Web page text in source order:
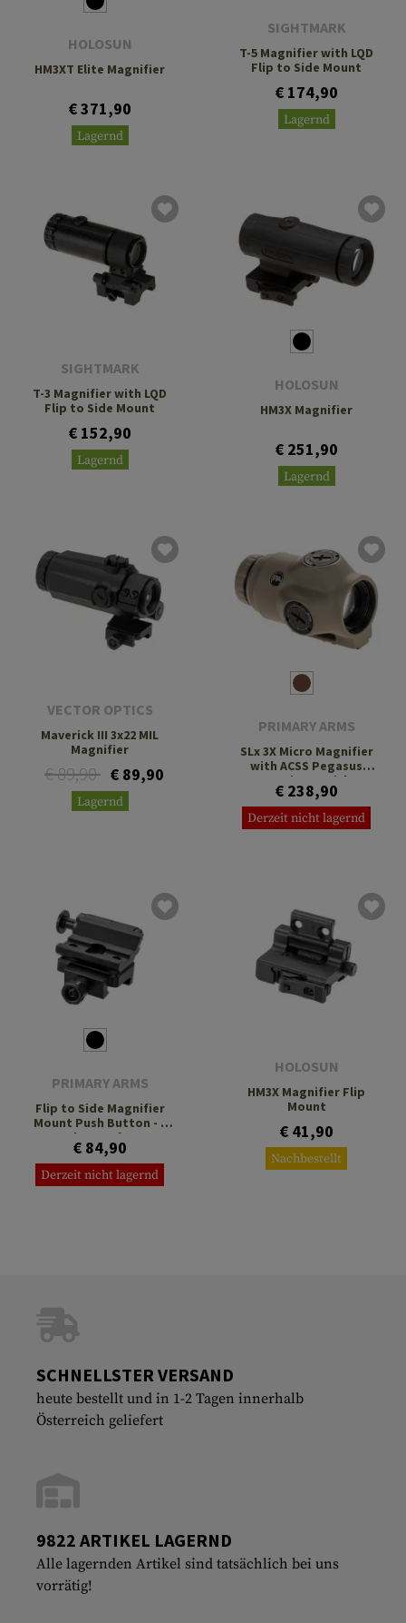
HOLOSUN
HM3XT Elite Magnifier
€ 371,90
Lagernd
SIGHTMARK
T-5 Magnifier with LQD
Flip to Side Mount
€ 174,90
Lagernd
SIGHTMARK
T-3 Magnifier with LQD
Flip to Side Mount
€ 152,90
Lagernd
HOLOSUN
HM3X Magnifier
€ 251,90
Lagernd
VECTOR OPTICS
Maverick III 3x22 MIL
Magnifier
€ 89,90 € 89,90
Lagernd
PRIMARY ARMS
SLx 3X Micro Magnifier
with ACSS Pegasus
Ranging Reticle
€ 238,90
Derzeit nicht lagernd
PRIMARY ARMS
Flip to Side Magnifier
Mount Push Button - 2
Bolt Interface
€ 84,90
Derzeit nicht lagernd
HOLOSUN
HM3X Magnifier Flip
Mount
€ 41,90
Nachbestellt
SCHNELLSTER VERSAND
heute bestellt und in 1-2 Tagen innerhalb
Österreich geliefert
9822 ARTIKEL LAGERND
Alle lagernden Artikel sind tatsächlich bei uns
vorrätig!